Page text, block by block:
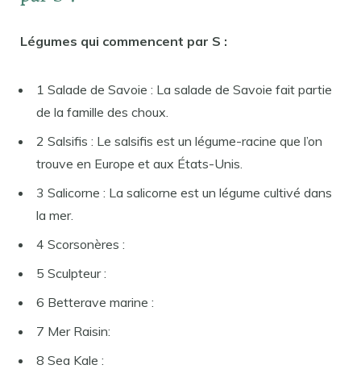
Légumes qui commencent par S :
1 Salade de Savoie : La salade de Savoie fait partie
de la famille des choux.
2 Salsifis : Le salsifis est un légume-racine que l’on
trouve en Europe et aux États-Unis.
3 Salicorne : La salicorne est un légume cultivé dans
la mer.
4 Scorsonères :
5 Sculpteur :
6 Betterave marine :
7 Mer Raisin:
8 Sea Kale :